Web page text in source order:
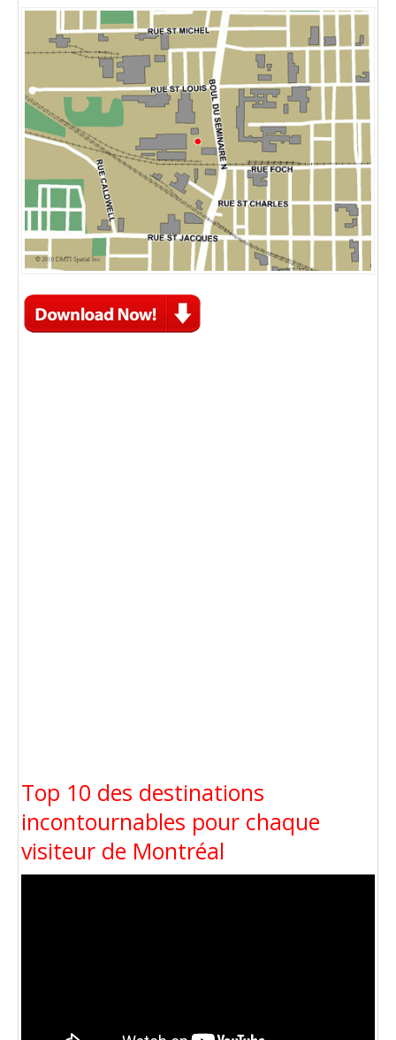
Top 10 des destinations
incontournables pour chaque
visiteur de Montréal